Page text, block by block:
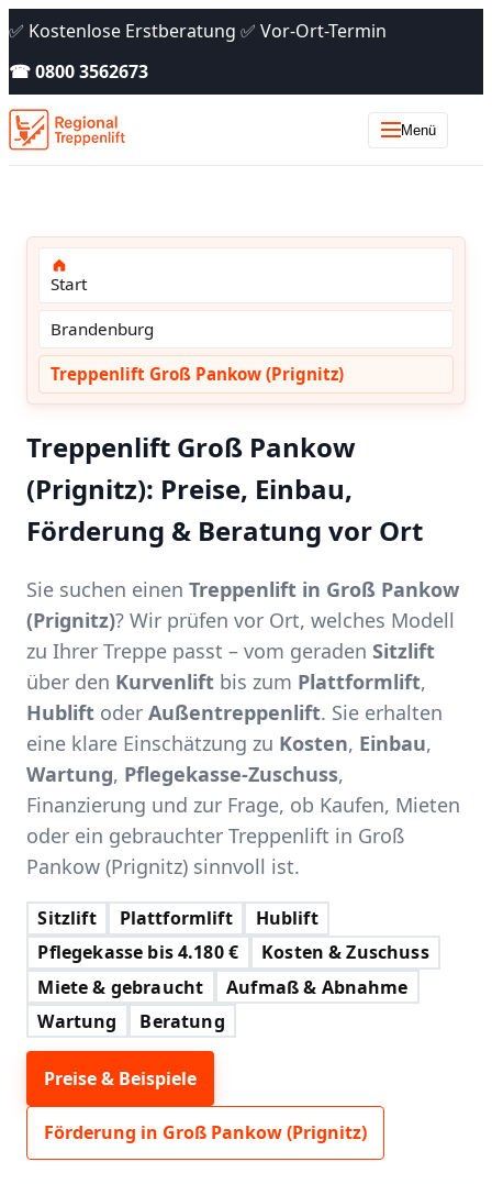
✅ Kostenlose Erstberatung ✅ Vor-Ort-Termin
☎ 0800 3562673
Menü
Start
Brandenburg
Treppenlift Groß Pankow (Prignitz)
Treppenlift Groß Pankow
(Prignitz): Preise, Einbau,
Förderung & Beratung vor Ort
Sie suchen einen Treppenlift in Groß Pankow
(Prignitz)? Wir prüfen vor Ort, welches Modell
zu Ihrer Treppe passt – vom geraden Sitzlift
über den Kurvenlift bis zum Plattformlift,
Hublift oder Außentreppenlift. Sie erhalten
eine klare Einschätzung zu Kosten, Einbau,
Wartung, Pflegekasse-Zuschuss,
Finanzierung und zur Frage, ob Kaufen, Mieten
oder ein gebrauchter Treppenlift in Groß
Pankow (Prignitz) sinnvoll ist.
Sitzlift Plattformlift
Hublift
Pflegekasse bis 4.180 €
Kosten & Zuschuss
Miete & gebraucht
Aufmaß & Abnahme
Wartung
Beratung
Preise & Beispiele
Förderung in Groß Pankow (Prignitz)